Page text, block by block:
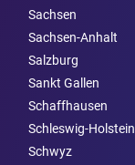
Sachsen
Sachsen-Anhalt
Salzburg
Sankt Gallen
Schaffhausen
Schleswig-Holstein
Schwyz